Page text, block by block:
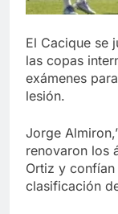
El Cacique se
las copas
exámenes
lesión.
Jorge
renovaron los
Ortiz y
clasificación